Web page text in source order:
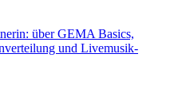
über GEMA Basics,
und Livemusik-